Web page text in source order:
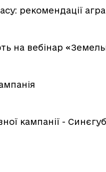
рекомендації
на вебінар
кампанії -